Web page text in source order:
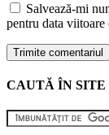
Salvează-mi
pentru data viitoare
CAUTĂ ÎN SITE